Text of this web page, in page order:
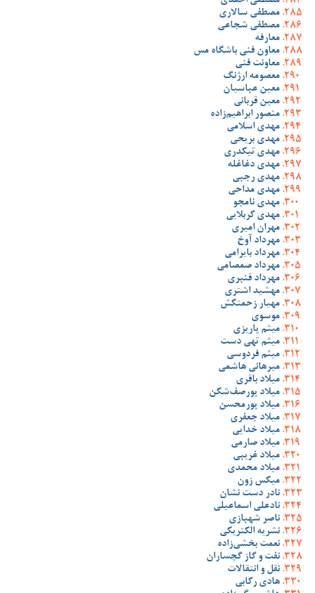
مصطفی سالاری
مصطفی شجاعی
معارفه
معاون فنی باشگاه مس
معاونت فنی
معصومه ارژنگ
معین عباسیان
معین قربانی
منصور ابراهیم‌زاده
مهدی اسلامی
مهدی بریحی
مهدی تیکدری
مهدی دغاغله
مهدی رجبی
مهدی مداحی
مهدی نامجو
مهدی کربلایی
مهران امیری
مهرداد آوخ
مهرداد بایرامی
مهرداد صمصامی
مهرداد قنبری
مهشید اشتری
مهیار زحمتکش
موسوی
میثم پاریزی
میثم تهی دست
میثم فردوسی
میرهانی هاشمی
میلاد باقری
میلاد پورصف‌شکن
میلاد پورمحسن
میلاد جعفری
میلاد خدایی
میلاد صارمی
میلاد غریبی
میلاد محمدی
میکس زون
نادر دست نشان
نادعلی اسماعیلی
ناصر شهبازی
نشریه الکتریکی
نعمت بخشی‌زاده
نفت و گاز گچساران
نقل و انتقالات
هادی رکابی